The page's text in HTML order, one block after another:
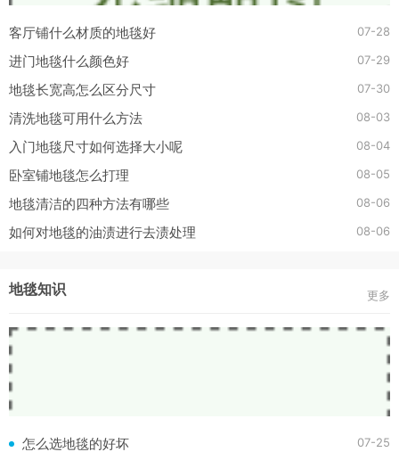
客厅铺什么材质的地毯好 07-28
进门地毯什么颜色好 07-29
地毯长宽高怎么区分尺寸 07-30
清洗地毯可用什么方法 08-03
入门地毯尺寸如何选择大小呢 08-04
卧室铺地毯怎么打理 08-05
地毯清洁的四种方法有哪些 08-06
如何对地毯的油渍进行去渍处理 08-06
地毯知识 更多
怎么选地毯的好坏 07-25